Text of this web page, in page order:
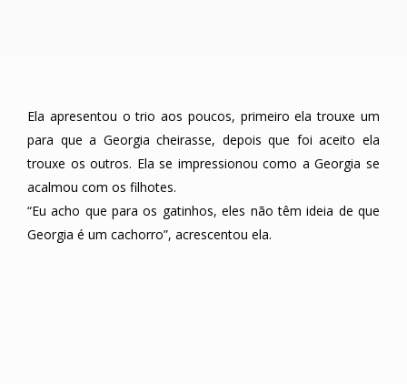
Ela apresentou o trio aos poucos, primeiro ela trouxe um
para que a Georgia cheirasse, depois que foi aceito ela
trouxe os outros. Ela se impressionou como a Georgia se
acalmou com os filhotes.
“Eu acho que para os gatinhos, eles não têm ideia de que
Georgia é um cachorro”, acrescentou ela.